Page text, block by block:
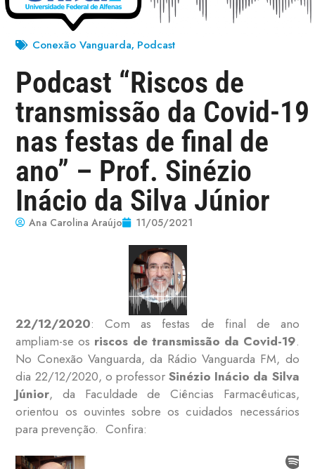
Conexão Vanguarda, Podcast
Podcast “Riscos de
transmissão da Covid-19
nas festas de final de
ano” – Prof. Sinézio
Inácio da Silva Júnior
Ana Carolina Araújo 11/05/2021
22/12/2020: Com as festas de final de ano
ampliam-se os riscos de transmissão da Covid-19.
No Conexão Vanguarda, da Rádio Vanguarda FM, do
dia 22/12/2020, o professorSinézio Inácio da Silva
Júnior, da Faculdade de Ciências Farmacêuticas,
orientou os ouvintes sobre os cuidados necessários
para prevenção. Confira: